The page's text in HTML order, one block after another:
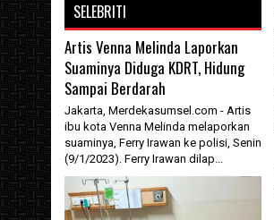
SELEBRITI
Artis Venna Melinda Laporkan
Suaminya Diduga KDRT, Hidung
Sampai Berdarah
Jakarta, Merdekasumsel.com - Artis
ibu kota Venna Melinda melaporkan
suaminya, Ferry Irawan ke polisi, Senin
(9/1/2023). Ferry Irawan dilap...